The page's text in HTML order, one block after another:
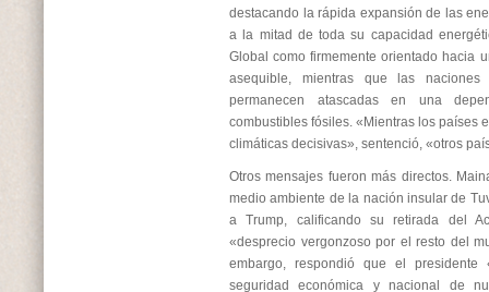
destacando la rápida expansión de las
a la mitad de toda su capacidad
Global como firmemente orientado hacia
asequible, mientras que las
permanecen atascadas en una
combustibles fósiles. «Mientras los países
climáticas decisivas», sentenció, «otros
Otros mensajes fueron más directos.
medio ambiente de la nación insular de
a Trump, calificando su retirada del
«desprecio vergonzoso por el resto del
embargo, respondió que el
seguridad económica y nacional de